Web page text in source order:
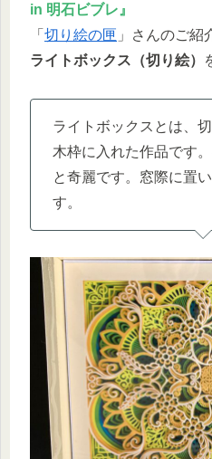
in 明石ビブレ』
「 切り絵の匣 」さんのご紹
ライトボックス（切り絵）
ライトボックスとは、
木枠に入れた作品です
と奇麗です。窓際に置
す。